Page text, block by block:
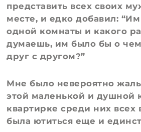
представить всех своих
месте, и едко добавил:
одной комнаты и какого
думаешь, им было бы о чем
друг с другом?”
Мне было невероятно
этой маленькой и душной
квартирке среди них всех
была ютиться еще и